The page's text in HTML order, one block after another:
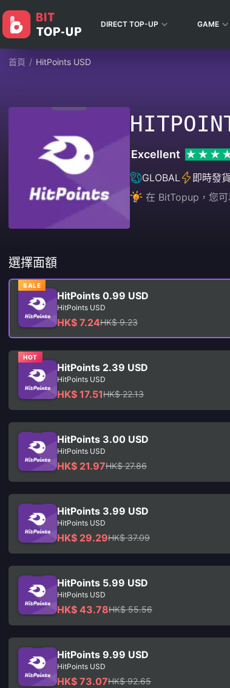
DIRECT TOP-UP GAME
首頁 / HitPoints USD
Excellent
GLOBAL
即時發貨
在 BitTopup，您可
選擇面額
SALE
HitPoints 0.99 USD
HitPoints USD
HK$ 7.24HK$ 9.23
HOT
HitPoints 2.39 USD
HitPoints USD
HK$ 17.51HK$ 22.13
HitPoints 3.00 USD
HitPoints USD
HK$ 21.97HK$ 27.86
HitPoints 3.99 USD
HitPoints USD
HK$ 29.29HK$ 37.09
HitPoints 5.99 USD
HitPoints USD
HK$ 43.78HK$ 55.56
HitPoints 9.99 USD
HitPoints USD
HK$ 73.07HK$ 92.65